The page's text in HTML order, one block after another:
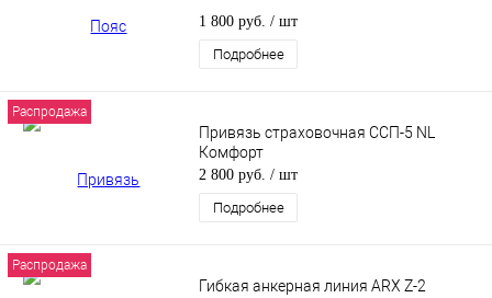
1 800 руб. / шт
Подробнее
Распродажа
Привязь страховочная ССП-5 NL
Комфорт
2 800 руб. / шт
Подробнее
Распродажа
Гибкая анкерная линия ARX Z-2